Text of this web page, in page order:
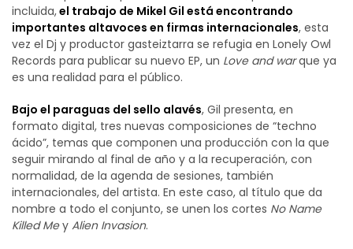
incluida,el trabajo de Mikel Gil está encontrando
importantes altavoces en firmas internacionales, esta
vez el Dj y productor gasteiztarra se refugia en Lonely Owl
Records para publicar su nuevo EP, un Love and warque ya
es una realidad para el público.
Bajo el paraguas del sello alavés, Gil presenta, en
formato digital, tres nuevas composiciones de “techno
ácido”, temas que componen una producción con la que
seguir mirando al final de año y a la recuperación, con
normalidad, de la agenda de sesiones, también
internacionales, del artista. En este caso, al título que da
nombre a todo el conjunto, se unen los cortes No Name
Killed Mey Alien Invasion.